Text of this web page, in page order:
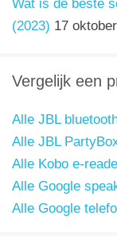
Wat is de beste
(2023) 17
Vergelijk een
Alle JBL
Alle JBL
Alle Kobo e-
Alle Google
Alle Google